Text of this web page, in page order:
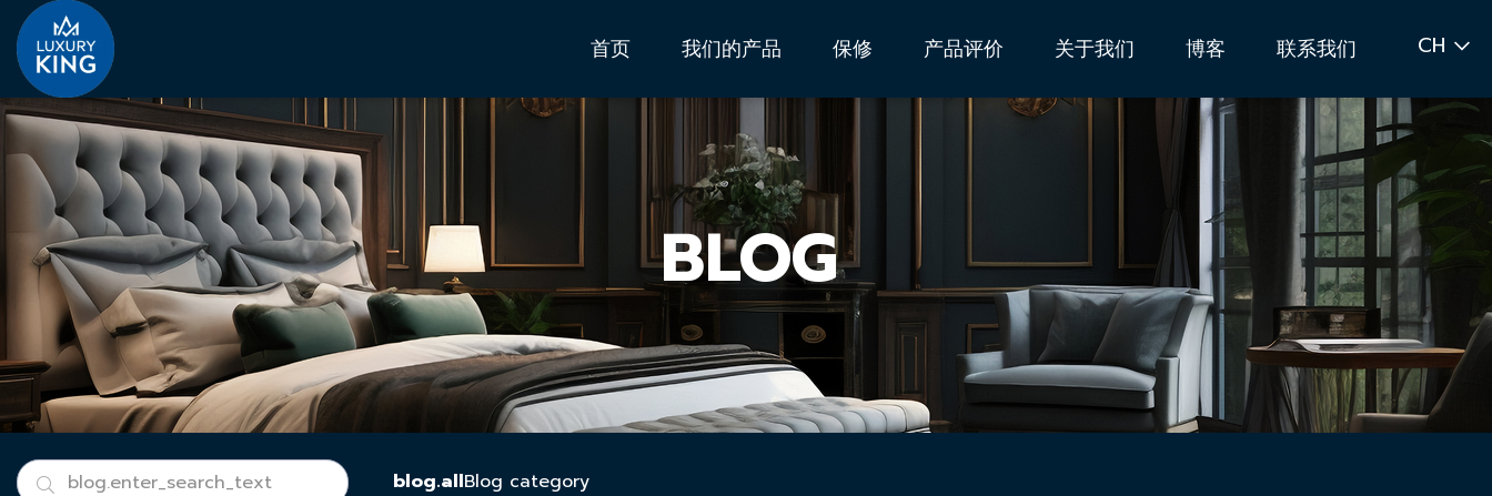
首页 我们的产品 保修 产品评价 关于我们 博客 联系我们 CH
BLOG
blog.allBlog category